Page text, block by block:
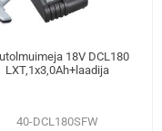
18V DCL180
LXT,1x3,0Ah+laadija
40-DCL180SFW